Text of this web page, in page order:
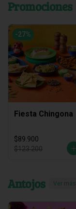
Promociones
-27%
Fiesta Chingona
$89.900
$123.200
Antojos Ver más